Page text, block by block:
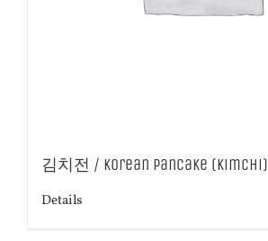
김치전 / Korean Pancake (Kimchi)
Details